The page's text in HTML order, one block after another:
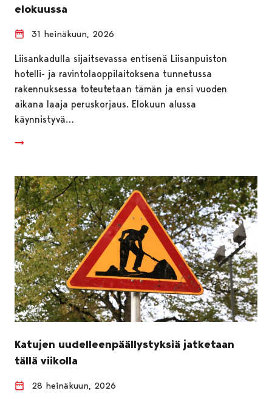
elokuussa
31 heinäkuun, 2026
Liisankadulla sijaitsevassa entisenä Liisanpuiston
hotelli- ja ravintolaoppilaitoksena tunnetussa
rakennuksessa toteutetaan tämän ja ensi vuoden
aikana laaja peruskorjaus. Elokuun alussa
käynnistyvä…
Katujen uudelleenpäällystyksiä jatketaan
tällä viikolla
28 heinäkuun, 2026